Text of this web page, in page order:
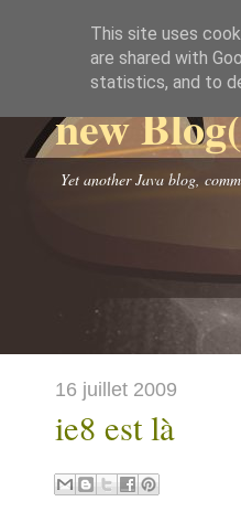
new
Yet another Java blog,
16 juillet 2009
ie8 est là
This site uses
are shared with
statistics, and to